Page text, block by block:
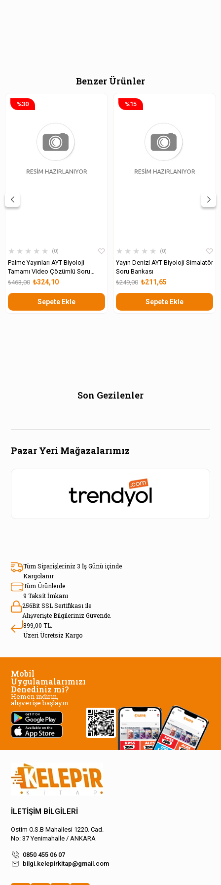
Benzer Ürünler
★ ★ ★ ★ ★ 0
Palme Yayınları AYT Biyoloji
Tamamı Video Çözümlü Soru
Kitabı
₺324,10
₺463,00
Sepete Ekle
%30
★ ★ ★ ★ ★ 0
Yayın Denizi AYT Biyoloji Simalatör
Soru Bankası
₺211,65
₺249,00
Sepete Ekle
%15
Son Gezilenler
Pazar Yeri Mağazalarımız
Tüm Siparişleriniz 3 İş Günü içinde
Kargolanır
Tüm Ürünlerde
9 Taksit İmkanı
256Bit SSL Sertifikası ile
Alışverişte Bilgileriniz Güvende.
899,00 TL.
Üzeri Ücretsiz Kargo
Mobil
Uygulamalarımızı
Denediniz mi?
Hemen indirin,
alışverişe başlayın.
İLETİŞİM BİLGİLERİ
Ostim O.S.B Mahallesi 1220. Cad.
No: 37 Yenimahalle / ANKARA
0850 455 06 07
bilgi.kelepirkitap@gmail.com